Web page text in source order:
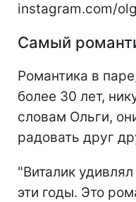
instagram.com/
Самый
Романтика в
более 30 лет,
словам Ольги,
радовать друг
"Виталик
эти годы. Это